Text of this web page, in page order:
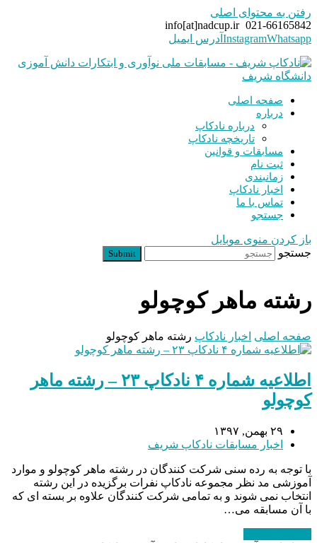
رفتن به محتوای اصلی
021-66165842
info[at]nadcup.ir
InstagramWhatsapp آدرس ایمیل
صفحه اصلی
درباره
درباره نادکاپ
تاریخچه نادکاپ
مسابقات و قوانین
ثبت نام
زمانبندی
اخبار نادکاپ
تماس با ما
جستجو
باز کردن منوی موبایل
جستجو
Submit
رشته ماهر کوچولو
صفحه اصلی اخبار نادکاپ رشته ماهر کوچولو
اطلاعیه شماره ۴ نادکاپ ۲۳ – رشته ماهر
کوچولو
۲۹ بهمن, ۱۳۹۷
اخبار مسابقات نادکاپ شریف
با توجه به رده سنی شرکت کنندگان در رشته ماهر کوچولو و موارد
آموزشی مد نظر مجموعه نادکاپ نفرات برگزیده در این رشته
انتخاب نمی شوند و به تمامی شرکت کنندگان علاوه بر بسته ای که
با آن مسابقه می…